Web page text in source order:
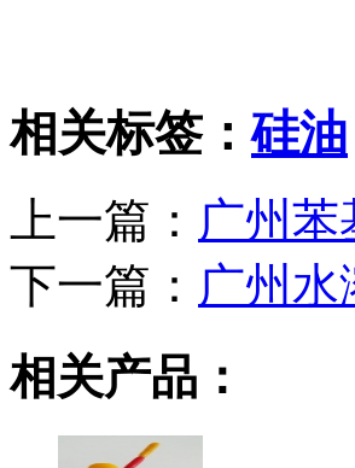
相关标签：硅油
上一篇： 广州
下一篇： 广州水
相关产品：